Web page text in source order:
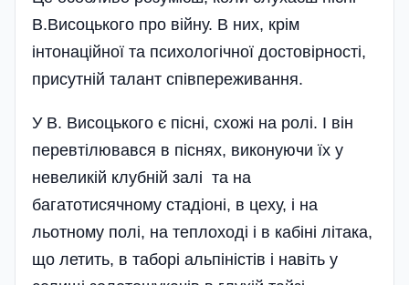
В.Висоцького про війну. В них, крім
інтонаційної та психологічної достовірності,
присутній талант співпереживання.
У В. Висоцького є пісні, схожі на ролі. І він
перевтілювався в піснях, виконуючи їх у
невеликій клубній залі та на
багатотисячному стаді­оні, в цеху, і на
льотному полі, на теплоході і в кабіні літака,
що летить, в таборі альпіністів і навіть у